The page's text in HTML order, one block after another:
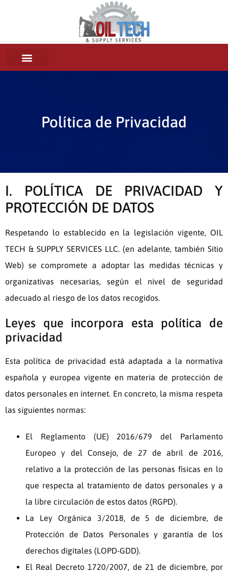
Política de Privacidad
I. POLÍTICA DE PRIVACIDAD Y
PROTECCIÓN DE DATOS
Respetando lo establecido en la legislación vigente, OIL
TECH & SUPPLY SERVICES LLC. (en adelante, también Sitio
Web) se compromete a adoptar las medidas técnicas y
organizativas necesarias, según el nivel de seguridad
adecuado al riesgo de los datos recogidos.
Leyes que incorpora esta política de
privacidad
Esta política de privacidad está adaptada a la normativa
española y europea vigente en materia de protección de
datos personales en internet. En concreto, la misma respeta
las siguientes normas:
El Reglamento (UE) 2016/679 del Parlamento
Europeo y del Consejo, de 27 de abril de 2016,
relativo a la protección de las personas físicas en lo
que respecta al tratamiento de datos personales y a
la libre circulación de estos datos (RGPD).
La Ley Orgánica 3/2018, de 5 de diciembre, de
Protección de Datos Personales y garantía de los
derechos digitales (LOPD-GDD).
El Real Decreto 1720/2007, de 21 de diciembre, por